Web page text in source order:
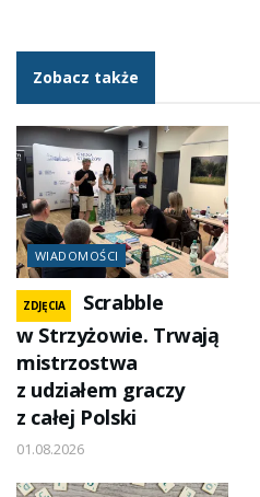
Zobacz także
WIADOMOŚCI
ZDJĘCIA
Scrabble
w Strzyżowie. Trwają
mistrzostwa
z udziałem graczy
z całej Polski
01.08.2026